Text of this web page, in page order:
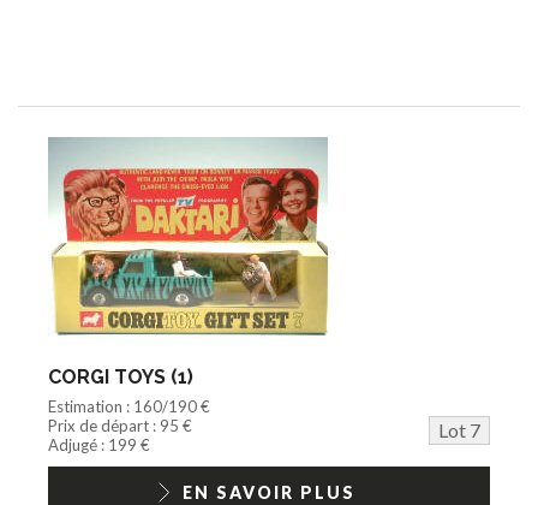
CORGI TOYS (1)
Estimation : 160/190 €
Prix de départ : 95 €
Lot 7
Adjugé : 199 €
EN SAVOIR PLUS